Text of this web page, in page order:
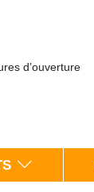
d’ouverture